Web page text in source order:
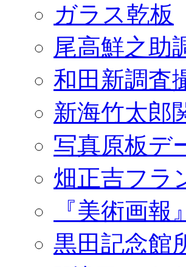
ガラス乾板
尾高鮮之助
和田新調査
新海竹太郎
写真原板デ
畑正吉フラ
『美術画
黒田記念館